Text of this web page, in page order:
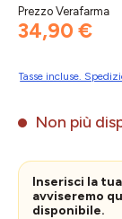
Prezzo Verafarma
34,90 €
Tasse incluse.
Non più
Inserisci la
avviseremo
disponibile.